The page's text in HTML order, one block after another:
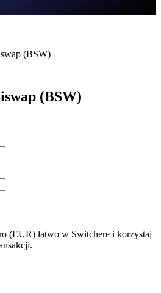
(BSW)
(BSW)
(EUR) łatwo w Switchere i korzystaj